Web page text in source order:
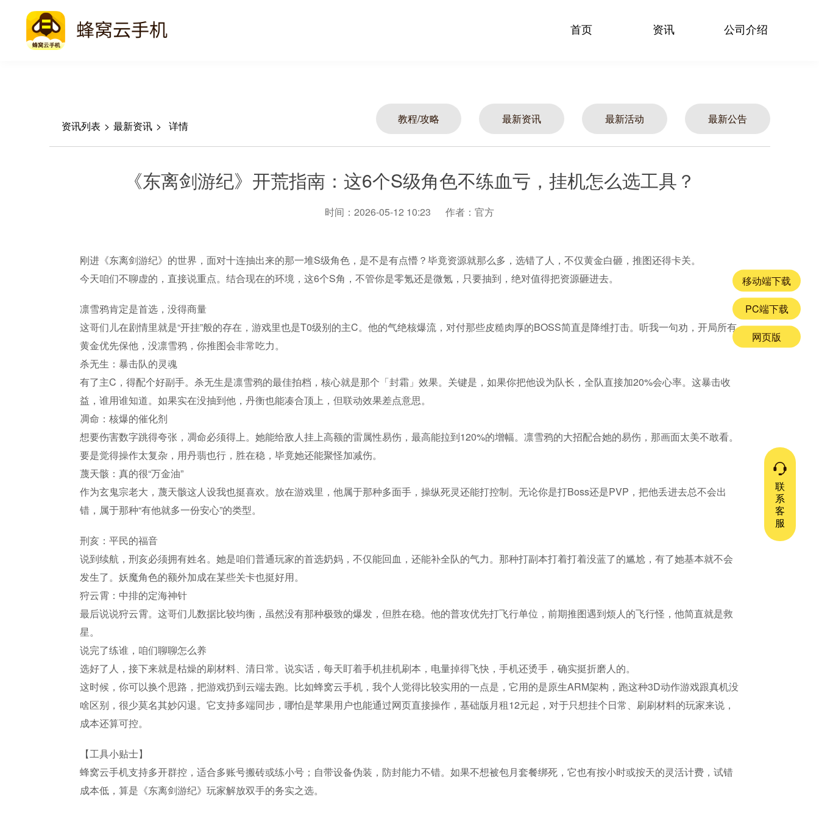
首页 资讯 公司介绍
资讯列表 > 最新资讯 > 详情
教程/攻略 最新资讯 最新活动 最新公告
《东离剑游纪》开荒指南：这6个S级角色不练血亏，挂机怎么选工具？
时间：2026-05-12 10:23 作者：官方
刚进《东离剑游纪》的世界，面对十连抽出来的那一堆S级角色，是不是有点懵？毕竟资源就那么多，选错了人，不仅黄金白砸，推图还得卡关。
今天咱们不聊虚的，直接说重点。结合现在的环境，这6个S角，不管你是零氪还是微氪，只要抽到，绝对值得把资源砸进去。
凛雪鸦肯定是首选，没得商量
这哥们儿在剧情里就是“开挂”般的存在，游戏里也是T0级别的主C。他的气绝核爆流，对付那些皮糙肉厚的BOSS简直是降维打击。听我一句劝，开局所有
黄金优先保他，没凛雪鸦，你推图会非常吃力。
杀无生：暴击队的灵魂
有了主C，得配个好副手。杀无生是凛雪鸦的最佳拍档，核心就是那个「封霜」效果。关键是，如果你把他设为队长，全队直接加20%会心率。这暴击收
益，谁用谁知道。如果实在没抽到他，丹衡也能凑合顶上，但联动效果差点意思。
凋命：核爆的催化剂
想要伤害数字跳得夸张，凋命必须得上。她能给敌人挂上高额的雷属性易伤，最高能拉到120%的增幅。凛雪鸦的大招配合她的易伤，那画面太美不敢看。
要是觉得操作太复杂，用丹翡也行，胜在稳，毕竟她还能聚怪加减伤。
蔑天骸：真的很“万金油”
作为玄鬼宗老大，蔑天骸这人设我也挺喜欢。放在游戏里，他属于那种多面手，操纵死灵还能打控制。无论你是打Boss还是PVP，把他丢进去总不会出
错，属于那种“有他就多一份安心”的类型。
刑亥：平民的福音
说到续航，刑亥必须拥有姓名。她是咱们普通玩家的首选奶妈，不仅能回血，还能补全队的气力。那种打副本打着打着没蓝了的尴尬，有了她基本就不会
发生了。妖魔角色的额外加成在某些关卡也挺好用。
狩云霄：中排的定海神针
最后说说狩云霄。这哥们儿数据比较均衡，虽然没有那种极致的爆发，但胜在稳。他的普攻优先打飞行单位，前期推图遇到烦人的飞行怪，他简直就是救
星。
说完了练谁，咱们聊聊怎么养
选好了人，接下来就是枯燥的刷材料、清日常。说实话，每天盯着手机挂机刷本，电量掉得飞快，手机还烫手，确实挺折磨人的。
这时候，你可以换个思路，把游戏扔到云端去跑。比如蜂窝云手机，我个人觉得比较实用的一点是，它用的是原生ARM架构，跑这种3D动作游戏跟真机没
啥区别，很少莫名其妙闪退。它支持多端同步，哪怕是苹果用户也能通过网页直接操作，基础版月租12元起，对于只想挂个日常、刷刷材料的玩家来说，
成本还算可控。
【工具小贴士】
蜂窝云手机支持多开群控，适合多账号搬砖或练小号；自带设备伪装，防封能力不错。如果不想被包月套餐绑死，它也有按小时或按天的灵活计费，试错
成本低，算是《东离剑游纪》玩家解放双手的务实之选。
移动端下载
PC端下载
网页版
联
系
客
服